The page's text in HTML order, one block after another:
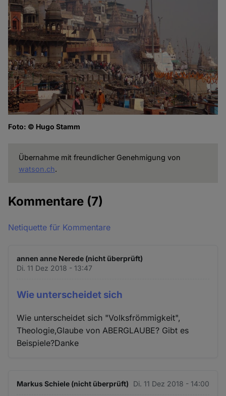
Foto: © Hugo Stamm
Übernahme mit freundlicher Genehmigung von
watson.ch.
Kommentare (7)
Netiquette für Kommentare
annen anne Nerede (nicht überprüft)
Di. 11 Dez 2018 - 13:47
Wie unterscheidet sich
Wie unterscheidet sich "Volksfrömmigkeit",
Theologie,Glaube von ABERGLAUBE? Gibt es
Beispiele?Danke
Markus Schiele (nicht überprüft) Di. 11 Dez 2018 - 14:00
Cookies